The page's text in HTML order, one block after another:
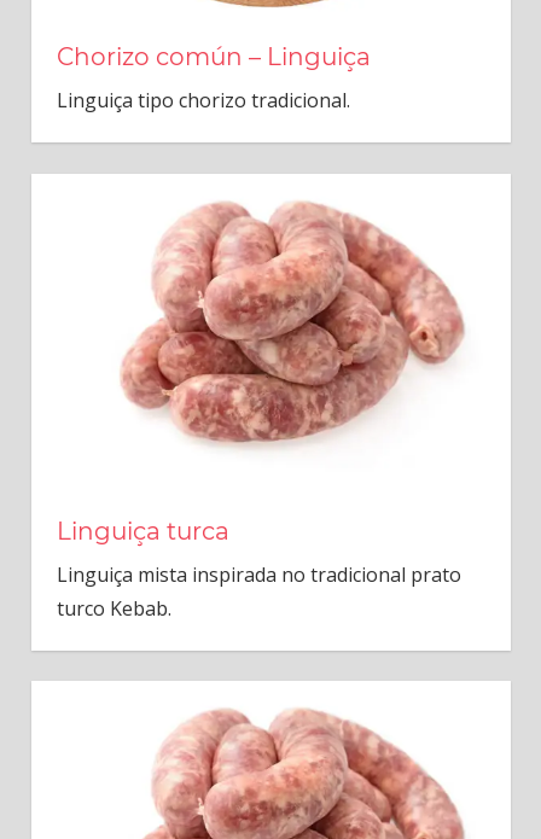
Chorizo común – Linguiça
Linguiça tipo chorizo tradicional.
Linguiça turca
Linguiça mista inspirada no tradicional prato
turco Kebab.